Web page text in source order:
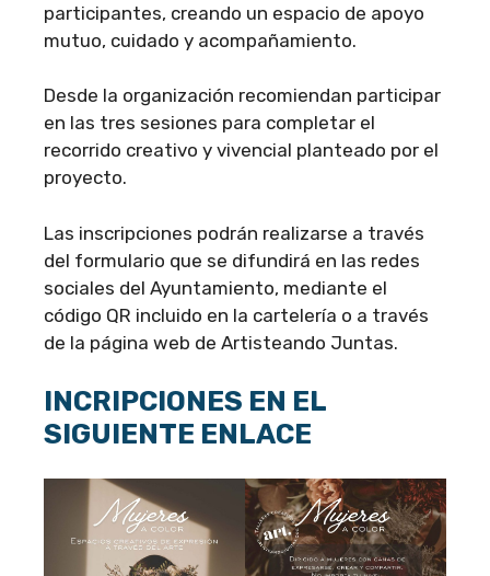
participantes, creando un espacio de apoyo
mutuo, cuidado y acompañamiento.
Desde la organización recomiendan participar
en las tres sesiones para completar el
recorrido creativo y vivencial planteado por el
proyecto.
Las inscripciones podrán realizarse a través
del formulario que se difundirá en las redes
sociales del Ayuntamiento, mediante el
código QR incluido en la cartelería o a través
de la página web de Artisteando Juntas.
INCRIPCIONES EN EL
SIGUIENTE ENLACE